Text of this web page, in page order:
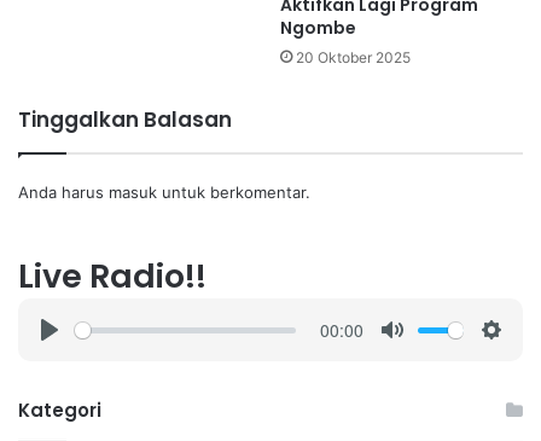
Aktifkan Lagi Program
Ngombe
20 Oktober 2025
Tinggalkan Balasan
Anda harus masuk untuk berkomentar.
Live Radio!!
a
00:00
Kategori